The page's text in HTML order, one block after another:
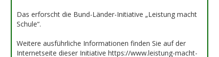
Das erforscht die Bund-Länder-Initiative „Leistung macht
Schule“.
Weitere ausführliche Informationen finden Sie auf der
Internetseite dieser Initiative https://www.leistung-macht-